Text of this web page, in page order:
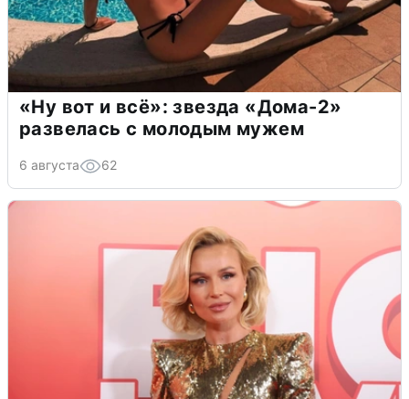
«Ну вот и всё»: звезда «Дома-2»
развелась с молодым мужем
6 августа 62